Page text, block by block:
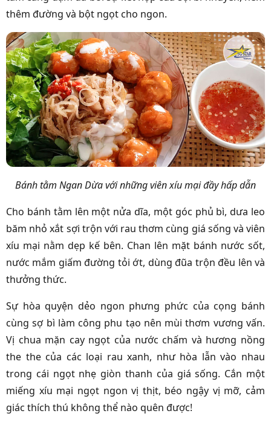
thêm đường và bột ngọt cho ngon.
Bánh tằm Ngan Dừa với những viên xíu mại đầy hấp dẫn
Cho bánh tằm lên một nửa dĩa, một góc phủ bì, dưa leo
băm nhỏ xắt sợi trộn với rau thơm cùng giá sống và viên
xíu mại nằm dẹp kế bên. Chan lên mặt bánh nước sốt,
nước mắm giấm đường tỏi ớt, dùng đũa trộn đều lên và
thưởng thức.
Sự hòa quyện dẻo ngon phưng phức của cọng bánh
cùng sợ bì làm công phu tạo nên mùi thơm vương vấn.
Vị chua mặn cay ngọt của nước chấm và hương nồng
the the của các loại rau xanh, như hòa lẫn vào nhau
trong cái ngọt nhẹ giòn thanh của giá sống. Cắn một
miếng xíu mại ngọt ngon vị thịt, béo ngậy vị mỡ, cảm
giác thích thú không thể nào quên được!